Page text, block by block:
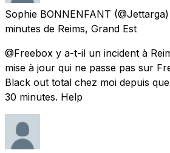
Sophie BONNENFANT
minutes de Reims, Grand Est
@Freebox y a-t-il un incident à
mise à jour qui ne passe pas sur
Black out total chez moi depuis
30 minutes. Help